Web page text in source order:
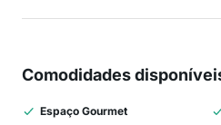
Comodidades
Espaço Gourmet